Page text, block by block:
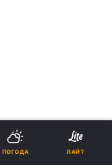
ПОГОДА ЛАЙТ